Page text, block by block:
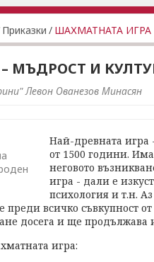
Приказки / ШАХМАТНАТА
МЪДРОСТ И
Левон Ованезов Минасян
Най-древната игра
от 1500 години.
неговото
игра - дали е
психология и т.н.
преди всичко съвкупност
досега и ще продължава
игра: